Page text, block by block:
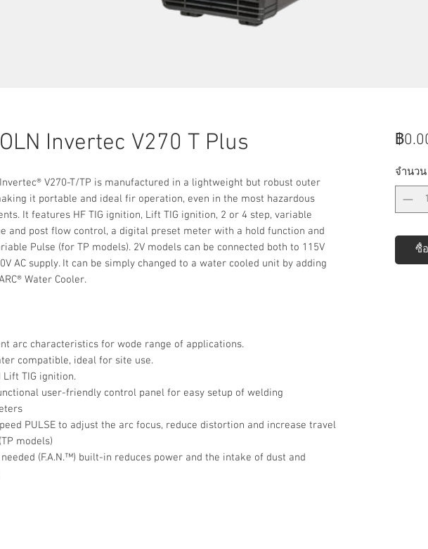
Invertec V270 T Plus
V270-T/TP is manufactured in a lightweight but robust outer
it portable and ideal fir operation, even in the most hazardous
It features HF TIG ignition, Lift TIG ignition, 2 or 4 step, variable
and post flow control, a digital preset meter with a hold function and
Pulse (for TP models). 2V models can be connected both to 115V
AC supply. It can be simply changed to a water cooled unit by adding
Water Cooler.
arc characteristics for wode range of applications.
compatible, ideal for site use.
Lift TIG ignition.
user-friendly control panel for easy setup of welding
PULSE to adjust the arc focus, reduce distortion and increase travel
models)
needed (F.A.N.™) built-in reduces power and the intake of dust and
฿
จำนวน
ซื้